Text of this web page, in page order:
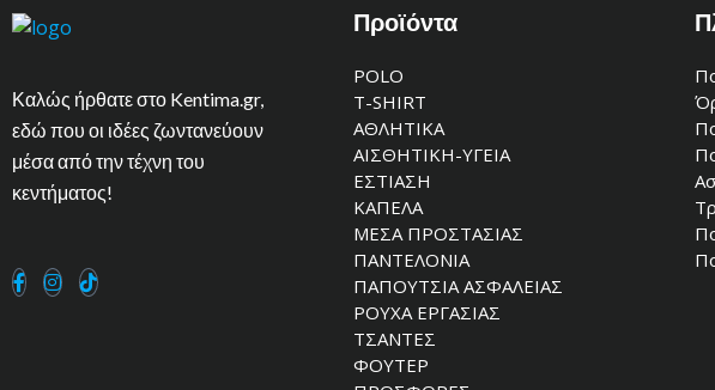
Καλώς ήρθατε στο Kentima.gr,
εδώ που οι ιδέες ζωντανεύουν
μέσα από την τέχνη του
κεντήματος!
Προϊόντα
POLO
T-SHIRT
ΑΘΛΗΤΙΚΑ
ΑΙΣΘΗΤΙΚΗ-ΥΓΕΙΑ
ΕΣΤΙΑΣΗ
ΚΑΠΕΛΑ
ΜΕΣΑ ΠΡΟΣΤΑΣΙΑΣ
ΠΑΝΤΕΛΟΝΙΑ
ΠΑΠΟΥΤΣΙΑ ΑΣΦΑΛΕΙΑΣ
ΡΟΥΧΑ ΕΡΓΑΣΙΑΣ
ΤΣΑΝΤΕΣ
ΦΟΥΤΕΡ